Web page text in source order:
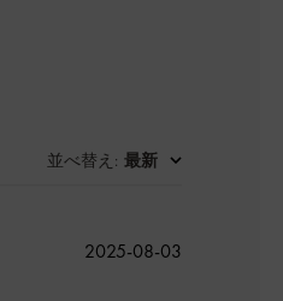
並べ替え : 最新
公
2025-08-03